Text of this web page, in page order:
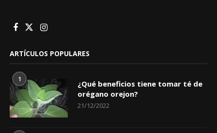
ARTÍCULOS POPULARES
1
¿Qué beneficios tiene tomar té de
orégano orejon?
21/12/2022